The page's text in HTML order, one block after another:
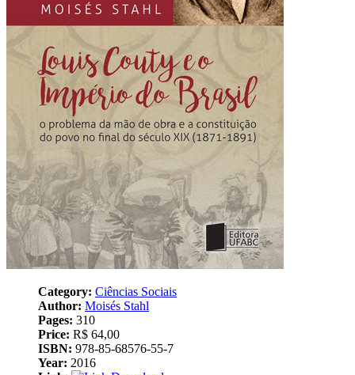
Category: Ciências Sociais
Author: Moisés Stahl
Pages: 310
Price: R$ 64,00
ISBN: 978-85-68576-55-7
Year: 2016